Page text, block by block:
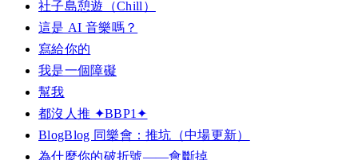
社子島憩遊（Chill）
這是 AI 音樂嗎？
寫給你的
我是一個障礙
幫我
都沒人推 ✦BBP1✦
BlogBlog 同樂會：推坑（中場更新）
為什麼你的破折號——會斷掉